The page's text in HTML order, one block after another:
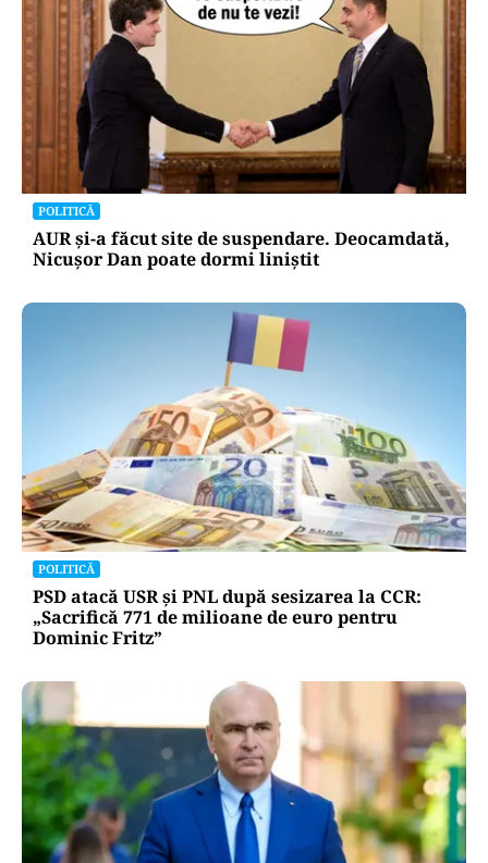
POLITICĂ
AUR și-a făcut site de suspendare. Deocamdată,
Nicușor Dan poate dormi liniștit
POLITICĂ
PSD atacă USR și PNL după sesizarea la CCR:
„Sacrifică 771 de milioane de euro pentru
Dominic Fritz”